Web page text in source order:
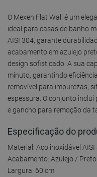
O Mexen Flat Wall é um
ideal para casas de banho
AISI 304, garante
acabamento em azulejo
design sofisticado. A sua
minuto, garantindo
removível para impurezas,
espessura. O conjunto
e gancho para remoção da
Especificação do
Material: Aço inoxidável AISI
Acabamento: Azulejo / Preto
Largura: 60 cm